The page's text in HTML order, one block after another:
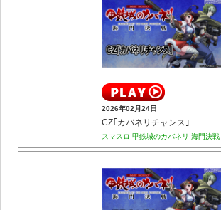
2026年02月24日
CZ｢カバネリチャンス｣
スマスロ 甲鉄城のカバネリ 海門決戦